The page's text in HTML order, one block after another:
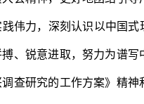
践伟力，深刻认识以中国
搏、锐意进取，努力为谱
调查研究的工作方案》精